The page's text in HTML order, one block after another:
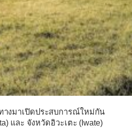
างมาเปิดประสบการณ์ใหม่กัน
และ จังหวัดอิวะเตะ (Iwate)